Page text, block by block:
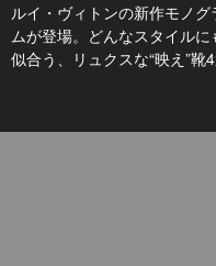
ルイ・ヴィトンの新作モノグ
ムが登場。どんなスタイルに
似合う、リュクスな“映え”靴